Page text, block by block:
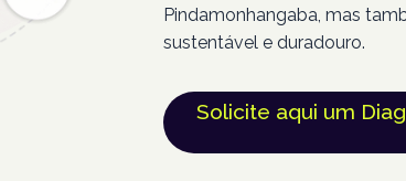
Pindamonhangaba, mas
sustentável e duradouro.
Solicite aqui um